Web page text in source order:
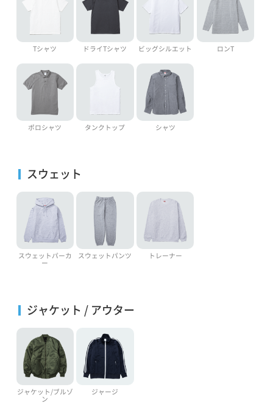
Tシャツ ドライTシャツ ビッグシルエット ロンT
ポロシャツ タンクトップ シャツ
スウェット
スウェットパーカ
ー
スウェットパンツ トレーナー
ジャケット / アウター
ジャケット/ブルゾ
ン
ジャージ